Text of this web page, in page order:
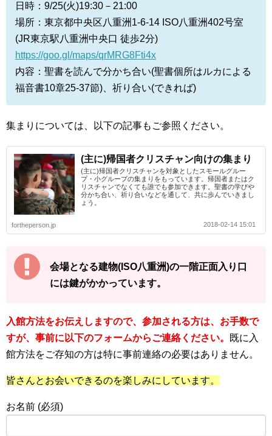
日時：9/25(火)19:30－21:00
場所：東京都中央区八重洲1-6-14 ISO八重洲402号室
(JR東京駅八重洲中央口 徒歩2分)
https://goo.gl/maps/qrMRG8Fti4x
内容：聖書を読んで分かち合い(聖書個所はルカによる
福音書10章25-37節)、祈り合い(できれば)
集まりについては、以下の記事もご参照ください。
(主に)帰国者クリスチャン向けの集まり
(主に)帰国者クリスチャンを対象としたスモールグルー
プ・小グループの集まりをもっています。帰国者またはク
リスチャンでなくても誰でも参加できます。聖書の学びや
分かち合い、祈り合いなどを通して、共に歩んでいきまし
ょう。
fortheperson.jp 2018-02-14 15:01
会場となる建物(ISO八重洲)の一階正面入り口
には鍵がかかっています。
入館方法をお伝えしますので、参加される方は、お手数で
すが、事前に以下のフォームからご連絡ください。
既に入
館方法をご存知の方は特に事前連絡の必要はありません。
皆さんとお会いできるのを楽しみにしています。
お名前 (必須)